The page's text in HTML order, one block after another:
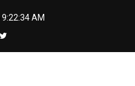
9:22:35 AM